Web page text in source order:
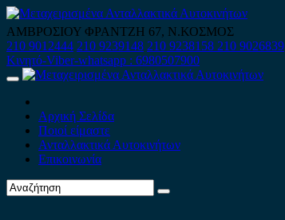
Skip
to
content
ΑΜΒΡΟΣΙΟΥ ΦΡΑΝΤΖΗ 67, Ν.ΚΟΣΜΟΣ
210 9012444 210 9239148 210 9238158 210 9026839
Κινητό-Viber-whatsapp : 6980507900
Primary
Αρχική Σελίδα
Ποιοί είμαστε
Ανταλλακτικά Αυτοκινήτων
Επικοινωνία